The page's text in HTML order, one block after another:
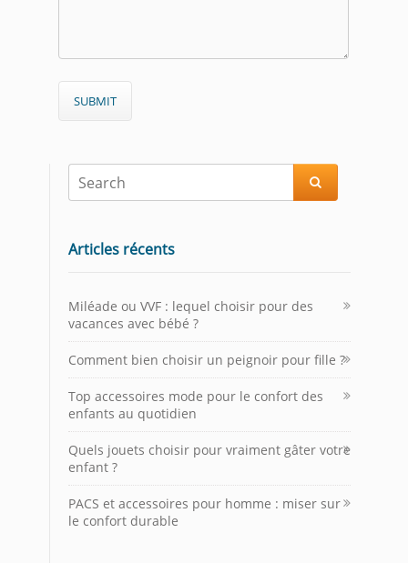

Articles récents
Miléade ou VVF : lequel choisir pour des
vacances avec bébé ?
Comment bien choisir un peignoir pour fille ?
Top accessoires mode pour le confort des
enfants au quotidien
Quels jouets choisir pour vraiment gâter votre
enfant ?
PACS et accessoires pour homme : miser sur
le confort durable